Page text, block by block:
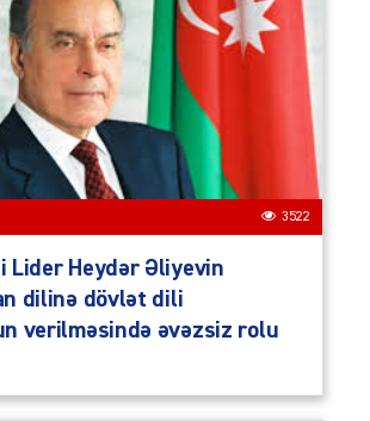
3522
Lider Heydər Əliyevin
dilinə dövlət dili
verilməsində əvəzsiz rolu